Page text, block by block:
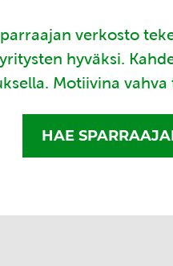
verkosto
hyväksi.
Motiivina
HAE